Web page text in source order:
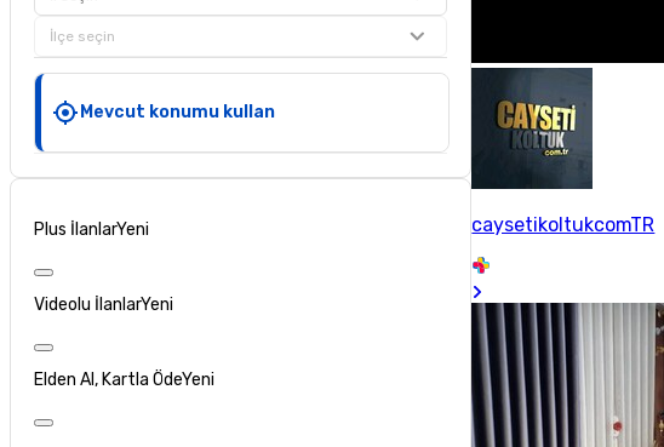
İlçe seçin
Mevcut konumu kullan
Plus İlanlarYeni
Videolu İlanlarYeni
Elden Al, Kartla ÖdeYeni
caysetikoltukcomTR